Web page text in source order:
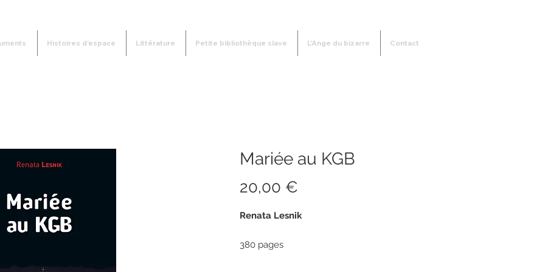
Histoires d'espace Littérature Petite bibliothèque slave L'Ange du bizarre Contact
Mariée au KGB
20,00 €
Renata Lesnik
380 pages